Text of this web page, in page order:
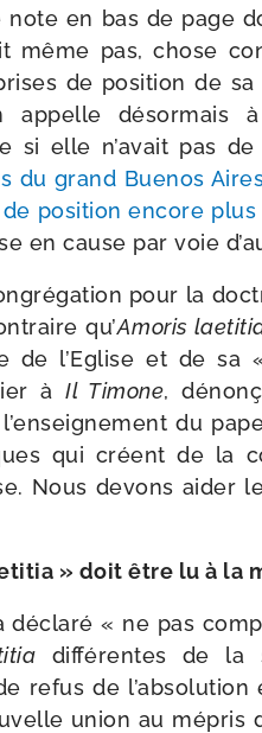
en bas de page
même pas, chose
de posi­tion de
appelle désor­mais
si elle n’avait pas
du grand Buenos
posi­tion encore
en cause par voie
pour la
qu’Amoris
de l’Eglise et de sa
àIl Timone,
du
qui créent de la
Nous devons aider
» doit être lu à la
décla­ré « ne pas
dif­fé­rentes de la
refus de
union au